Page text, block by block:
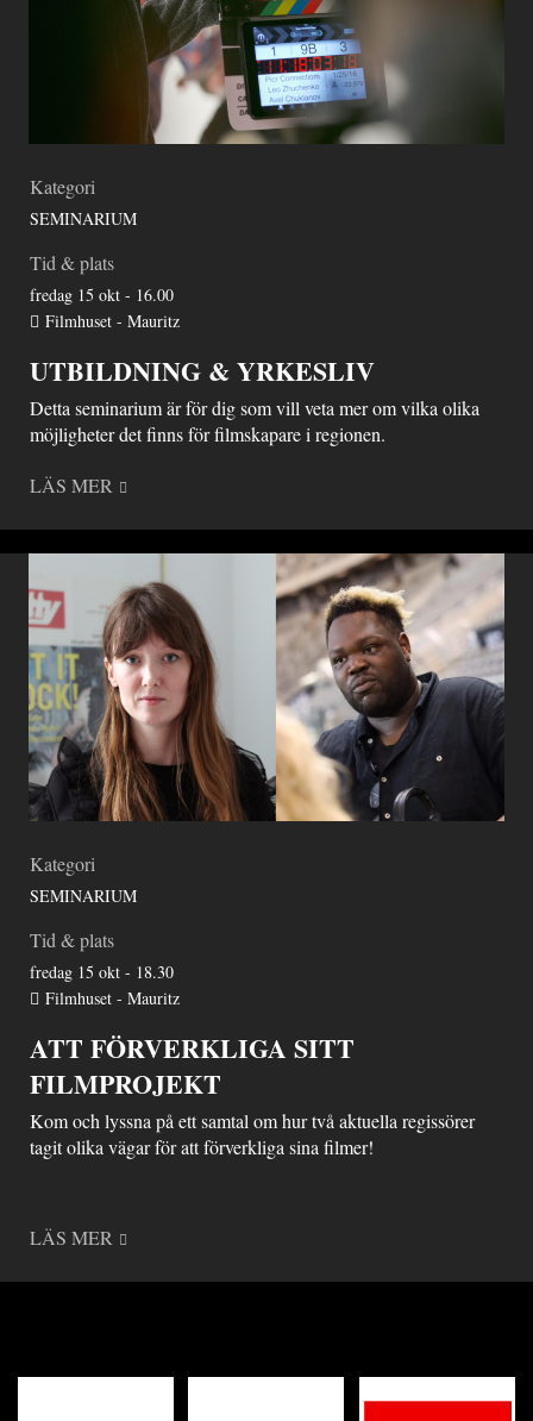
Kategori
SEMINARIUM
Tid & plats
fredag 15 okt - 16.00
Filmhuset - Mauritz
UTBILDNING & YRKESLIV
Detta seminarium är för dig som vill veta mer om vilka olika
möjligheter det finns för filmskapare i regionen.
LÄS MER
Kategori
SEMINARIUM
Tid & plats
fredag 15 okt - 18.30
Filmhuset - Mauritz
ATT FÖRVERKLIGA SITT
FILMPROJEKT
Kom och lyssna på ett samtal om hur två aktuella regissörer
tagit olika vägar för att förverkliga sina filmer!
LÄS MER